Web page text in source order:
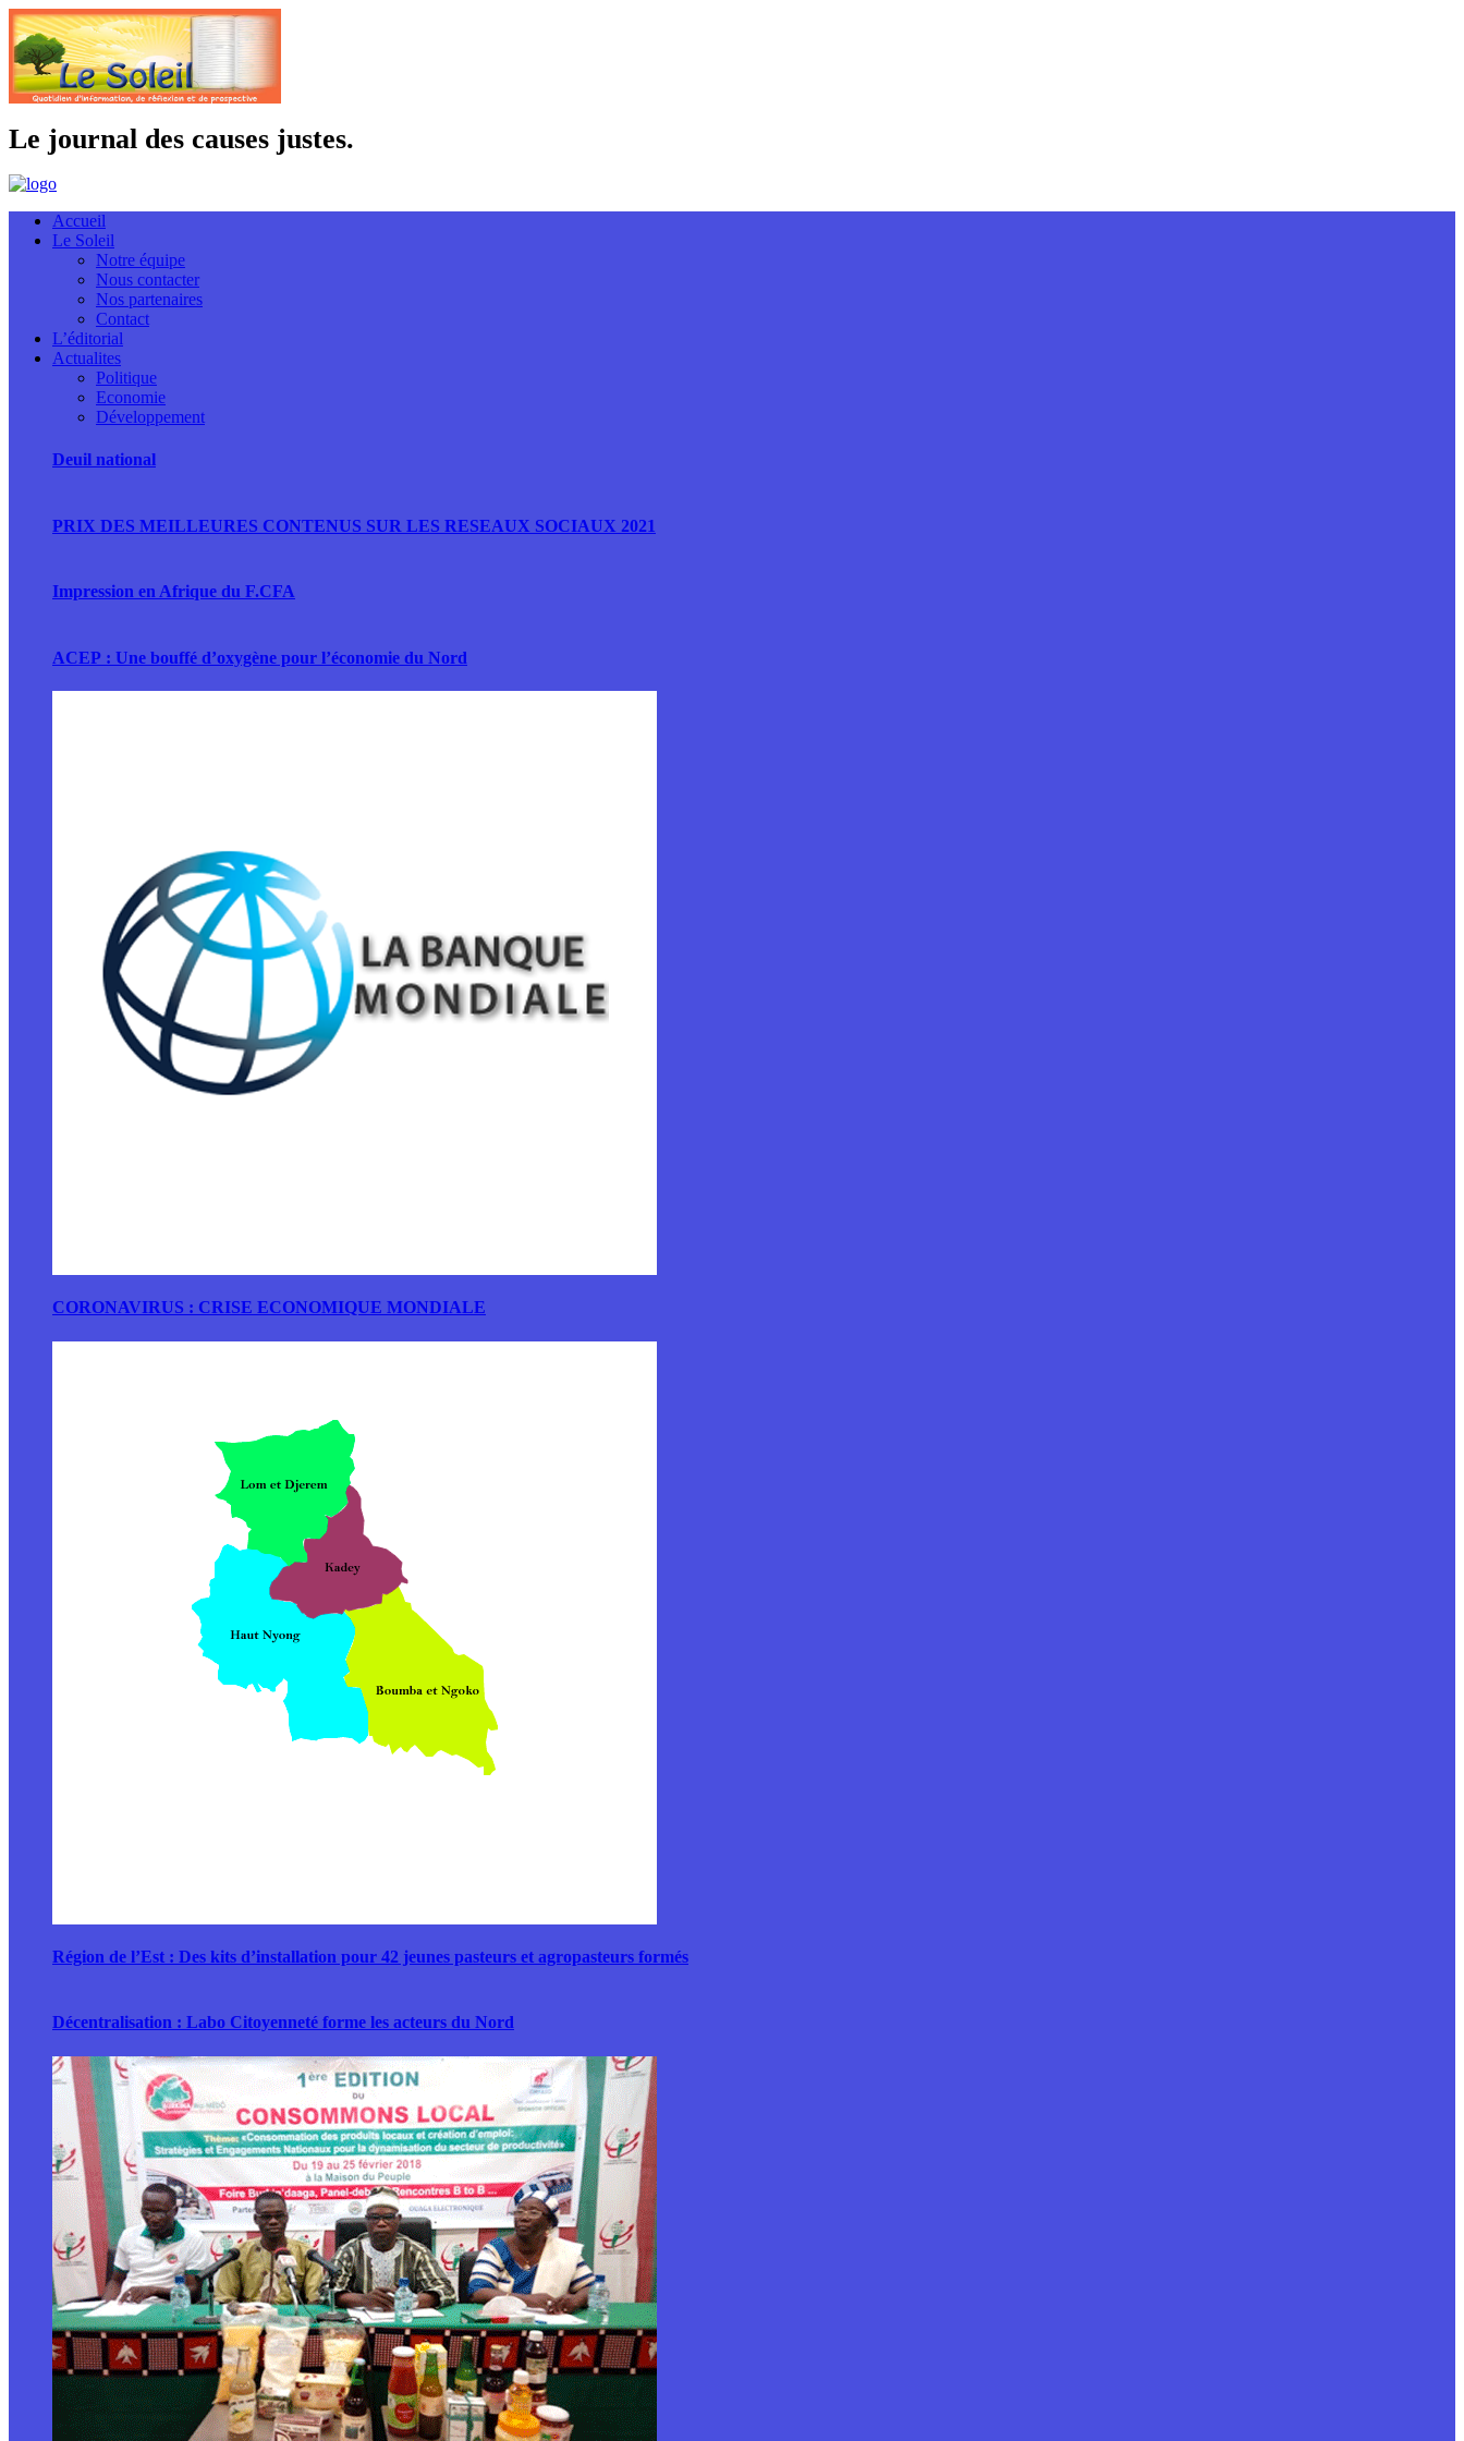
Le journal des causes justes.
Accueil
Le Soleil
Notre équipe
Nous contacter
Nos partenaires
Contact
L’éditorial
Actualites
Politique
Economie
Développement
Deuil national
PRIX DES MEILLEURES CONTENUS SUR LES RESEAUX SOCIAUX 2021
Impression en Afrique du F.CFA
ACEP : Une bouffé d’oxygène pour l’économie du Nord
CORONAVIRUS : CRISE ECONOMIQUE MONDIALE
Région de l’Est : Des kits d’installation pour 42 jeunes pasteurs et agropasteurs formés
Décentralisation : Labo Citoyenneté forme les acteurs du Nord